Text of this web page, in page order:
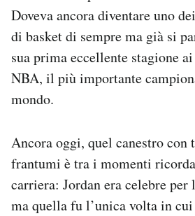
AREA PERSONALE
Area Personale
Newsletter
Notifiche mobile
Regala il Post
Doveva ancora diventare uno
di basket di sempre ma già si
sua prima eccellente stagione
NBA, il più importante
mondo.
Ancora oggi, quel canestro con
frantumi è tra i momenti
carriera: Jordan era celebre per
ma quella fu l’unica volta in cui